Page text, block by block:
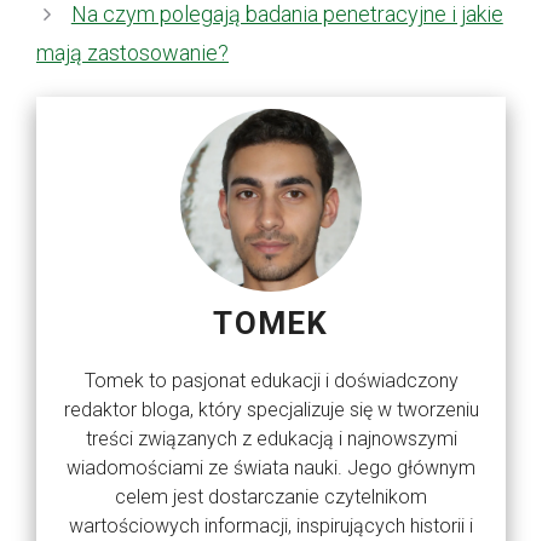
Na czym polegają badania penetracyjne i jakie
mają zastosowanie?
TOMEK
Tomek to pasjonat edukacji i doświadczony
redaktor bloga, który specjalizuje się w tworzeniu
treści związanych z edukacją i najnowszymi
wiadomościami ze świata nauki. Jego głównym
celem jest dostarczanie czytelnikom
wartościowych informacji, inspirujących historii i